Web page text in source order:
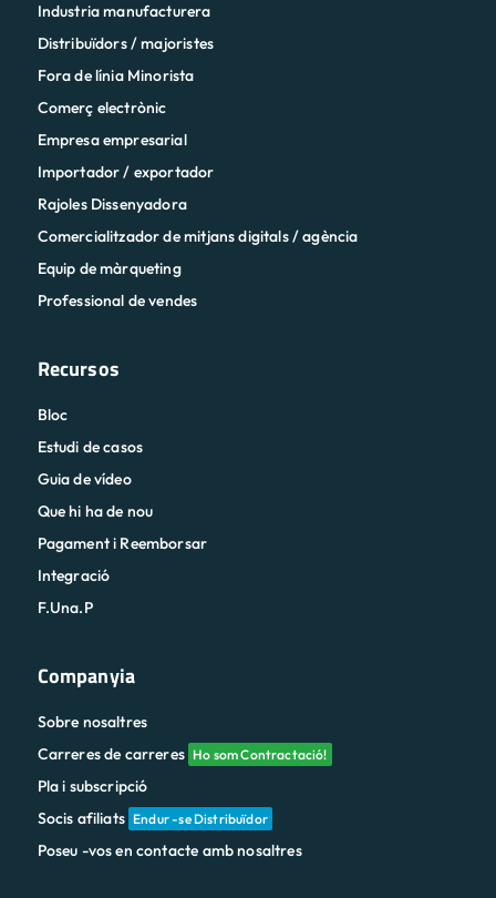
Industria manufacturera
Distribuïdors / majoristes
Fora de línia Minorista
Comerç electrònic
Empresa empresarial
Importador / exportador
Rajoles Dissenyadora
Comercialitzador de mitjans digitals / agència
Equip de màrqueting
Professional de vendes
Recursos
Bloc
Estudi de casos
Guia de vídeo
Que hi ha de nou
Pagament i Reemborsar
Integració
F.Una.P
Companyia
Sobre nosaltres
Carreres de carreres Ho som Contractació!
Pla i subscripció
Socis afiliats Endur -se Distribuïdor
Poseu -vos en contacte amb nosaltres